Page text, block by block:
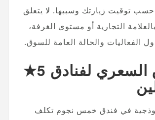
توقيت زيارتك وسببها. لا يتعلق
التجارية أو مستوى الغرفة،
الفعاليات والحالة العامة للسوق.
النطاق السعري لفنادق 5★
في فندق خمس نجوم تكلف